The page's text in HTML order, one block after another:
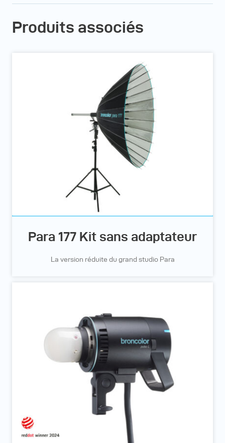
Produits associés
Para 177 Kit sans adaptateur
La version réduite du grand studio Para